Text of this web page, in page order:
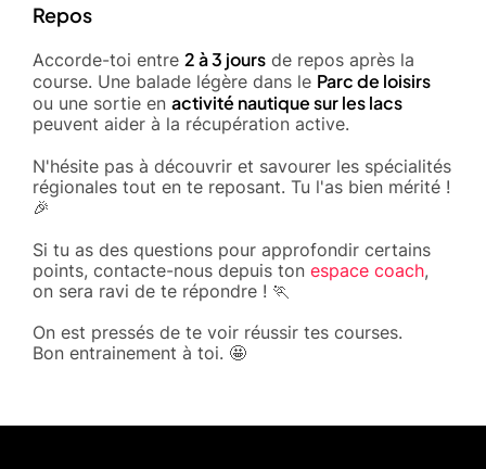
Repos
Accorde-toi entre 2 à 3 jours de repos après la
course. Une balade légère dans le Parc de loisirs
ou une sortie en activité nautique sur les lacs
peuvent aider à la récupération active.
N'hésite pas à découvrir et savourer les spécialités
régionales tout en te reposant. Tu l'as bien mérité !
🎉
Si tu as des questions pour approfondir certains
points, contacte-nous depuis ton espace coach,
on sera ravi de te répondre ! 🏃
On est pressés de te voir réussir tes courses.
Bon entrainement à toi. 🤩